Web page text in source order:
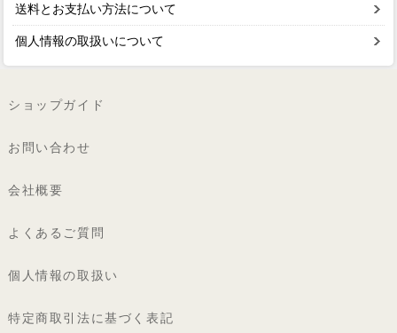
送料とお支払い方法について
個人情報の取扱いについて
ショップガイド
お問い合わせ
会社概要
よくあるご質問
個人情報の取扱い
特定商取引法に基づく表記